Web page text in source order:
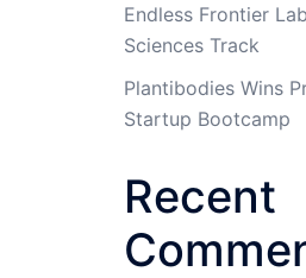
Endless Frontier
Sciences Track
Plantibodies Wins
Startup Bootcamp
Recent